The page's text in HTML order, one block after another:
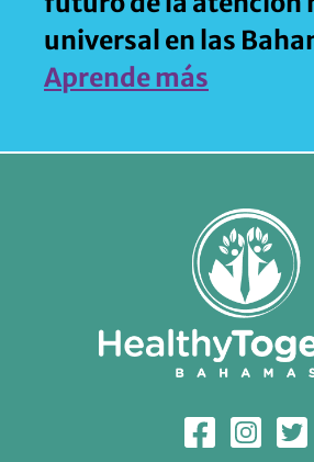
universal en las
Aprende más